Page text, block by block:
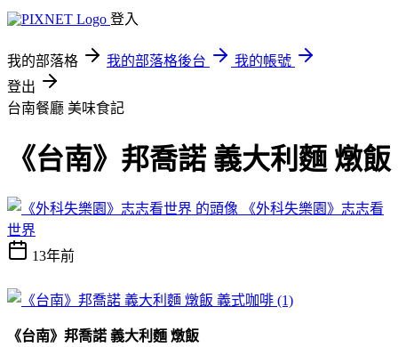
登入
我的部落格 我的部落格後台
我的帳號
登出
台南餐廳 美味食記
《台南》邦喬諾 義大利麵 燉飯
《外科失樂園》志志看
世界
13年前
《台南》邦喬諾 義大利麵 燉飯